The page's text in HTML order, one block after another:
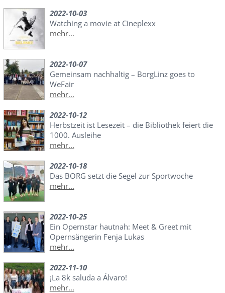
2022-10-03
Watching a movie at Cineplexx
mehr...
2022-10-07
Gemeinsam nachhaltig – BorgLinz goes to
WeFair
mehr...
2022-10-12
Herbstzeit ist Lesezeit – die Bibliothek feiert die
1000. Ausleihe
mehr...
2022-10-18
Das BORG setzt die Segel zur Sportwoche
mehr...
2022-10-25
Ein Opernstar hautnah: Meet & Greet mit
Opernsängerin Fenja Lukas
mehr...
2022-11-10
¡La 8k saluda a Álvaro!
mehr...